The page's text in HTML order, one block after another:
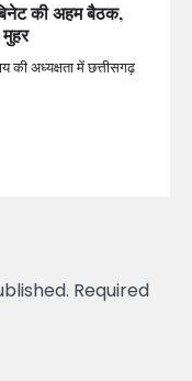
की अहम बैठक,
अध्यक्षता में छत्तीसगढ़
Required